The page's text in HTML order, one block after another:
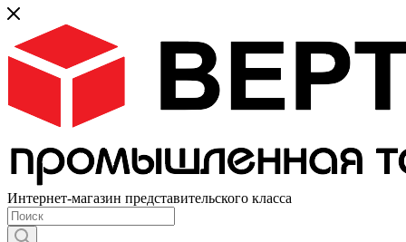
Интернет-магазин представительского класса